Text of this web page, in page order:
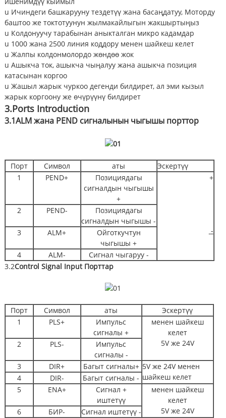
u Ичиндеги башкарууну тездетүү жана басаңдатуу, Моторду
баштоо же токтотуунун жылмакайлыгын жакшыртыңыз
u Колдонуучу тарабынан аныкталган микро кадамдар
u 1000 жана 2500 линия коддору менен шайкеш келет
u Жалпы колдонмолордо жөндөө жок
u Ашыкча ток, ашыкча чыңалуу жана ашыкча позиция
катасынан коргоо
u Жашыл жарык чуркоо дегенди билдирет, ал эми кызыл
жарык коргоону же өчүрүүнү билдирет
3.Ports Introduction
3.1ALM жана PEND сигналынын чыгышы порттор
Порт Символ аты
Эскертүү
1
PEND+
Позициядагы
сигналдын чыгышы
+
+
-
2 PEND-
Позициядагы
сигналдын чыгышы -
3
ALM+
Ойготкучтун
чыгышы +
4
ALM-
Сигнал чыгаруу -
3.2Control Signal Input Порттар
Порт Символ аты
Эскертүү
1
PLS+
Импульс
сигналы +
менен шайкеш
келет
5V же 24V
2 PLS-
Импульс
сигналы -
3
DIR+ Багыт сигналы+ 5V же 24V менен
шайкеш келет
4 DIR-
Багыт сигналы -
5
ENA+
Сигнал +
иштетүү
менен шайкеш
келет
5V же 24V
6 БИР-
Сигнал иштетүү -